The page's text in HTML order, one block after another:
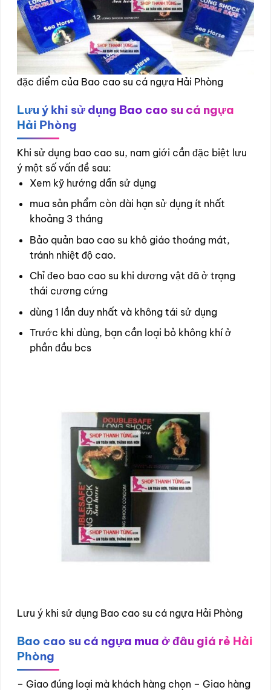
đặc điểm của Bao cao su cá ngựa Hải Phòng
Lưu ý khi sử dụng Bao cao su cá ngựa
Hải Phòng
Khi sử dụng bao cao su, nam giới cần đặc biệt lưu
ý một số vấn đề sau:
Xem kỹ hướng dẫn sử dụng
mua sản phẩm còn dài hạn sử dụng ít nhất
khoảng 3 tháng
Bảo quản bao cao su khô giáo thoáng mát,
tránh nhiệt độ cao.
Chỉ đeo bao cao su khi dương vật đã ở trạng
thái cương cứng
dùng 1 lần duy nhất và không tái sử dụng
Trước khi dùng, bạn cần loại bỏ không khí ở
phần đầu bcs
Lưu ý khi sử dụng Bao cao su cá ngựa Hải Phòng
Bao cao su cá ngựa mua ở đâu giá rẻ Hải
Phòng
– Giao đúng loại mà khách hàng chọn – Giao hàng